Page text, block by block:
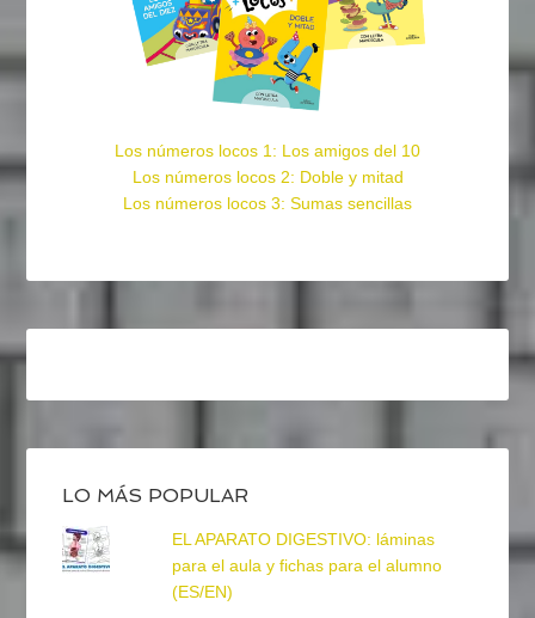
Los números locos 1: Los amigos del 10
Los números locos 2: Doble y mitad
Los números locos 3: Sumas sencillas
LO MÁS POPULAR
EL APARATO DIGESTIVO: láminas
para el aula y fichas para el alumno
(ES/EN)